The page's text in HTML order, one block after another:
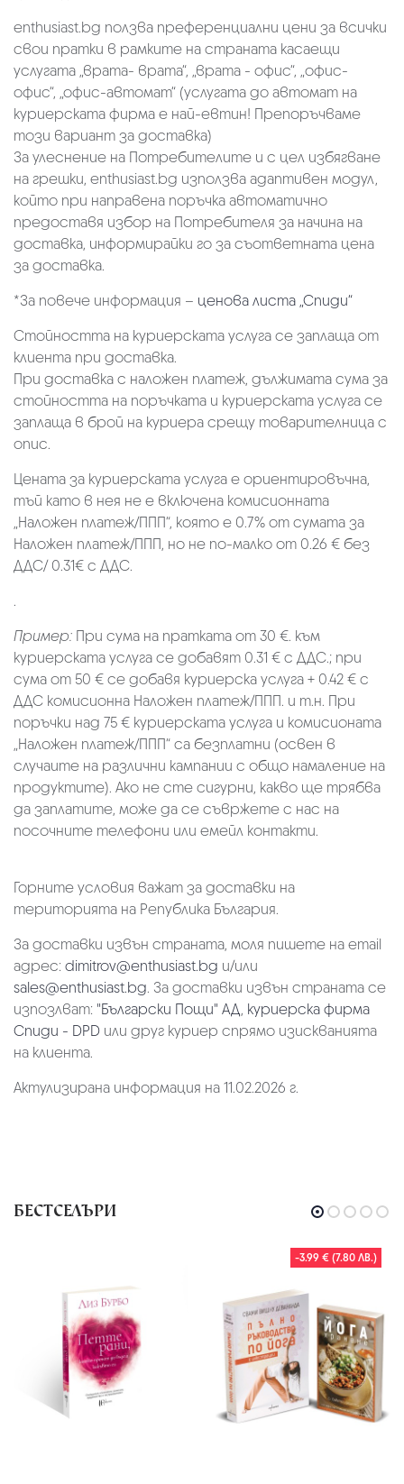
enthusiast.bg ползва преференциални цени за всички
свои пратки в рамките на страната касаещи
услугата „врата- врата“, „врата - офис“, „oфис-
офис“, „офис-автомат“ (услугата до автомат на
куриерската фирма е най-евтин! Препоръчваме
този вариант за доставка)
За улеснение на Потребителите и с цел избягване
на грешки, enthusiast.bg използва адаптивен модул,
който при направена поръчка автоматично
предоставя избор на Потребителя за начина на
доставка, информирайки го за съответната цена
за доставка.
*За повече информация – ценова листа „Спиди“
Стойността на куриерската услуга се заплаща от
клиента при доставка.
При доставка с наложен платеж, дължимата сума за
стойността на поръчката и куриерската услуга се
заплаща в брой на куриера срещу товарителница с
опис.
Цената за куриерската услуга е ориентировъчна,
тъй като в нея не е включена комисионната
„Наложен платеж/ППП“, която е 0.7% от сумата за
Наложен платеж/ППП, но не по-малко от 0.26 € без
ДДС/ 0.31€ с ДДС.
.
Пример: При сума на пратката от 30 €. към
куриерската услуга се добавят 0.31 € с ДДС.; при
сума от 50 € се добавя куриерска услуга + 0.42 € с
ДДС комисионна Наложен платеж/ППП. и т.н. При
поръчки над 75 € куриерската услуга и комисионата
„Наложен платеж/ППП“ са безплатни (освен в
случаите на различни кампании с общо намаление на
продуктите). Ако не сте сигурни, какво ще трябва
да заплатите, може да се съвржете с нас на
посочните телефони или емейл контакти.
Горните условия важат за доставки на
територията на Република България.
За доставки извън страната, моля пишете на email
адрес: dimitrov@enthusiast.bg и/или
sales@enthusiast.bg. За доставки извън страната се
изпозлват: "Български Пощи" АД, куриерска фирма
Спиди - DPD или друг куриер спрямо изискванията
на клиента.
Актулизирана информация на 11.02.2026 г.
БЕСТСЕЛЪРИ
-3.99 € (7.80 ЛВ.)